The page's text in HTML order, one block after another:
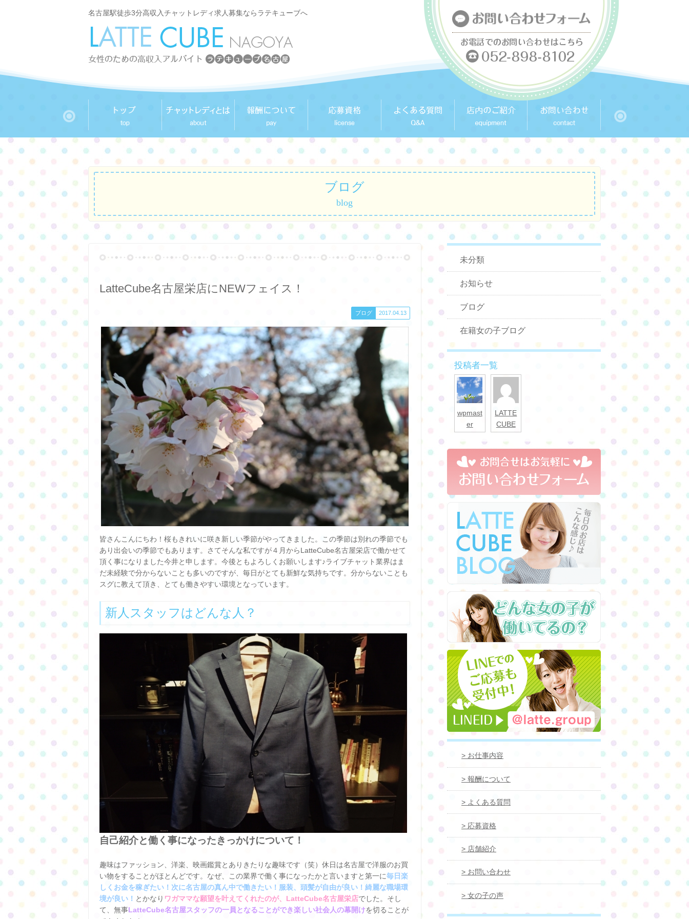
名古屋駅徒歩3分高収入チャットレディ求人募集ならラテキューブへ
ブログ
blog
LatteCube名古屋栄店にNEWフェイス！
ブログ 2017.04.13
皆さんこんにちわ！桜もきれいに咲き新しい季節がやってきました。この季節は別れの季節でも
あり出会いの季節でもあります。さてそんな私ですが４月からLatteCube名古屋栄店で働かせて
頂く事になりました今井と申します。今後ともよろしくお願いします♪ライブチャット業界はま
だ未経験で分からないことも多いのですが、毎日がとても新鮮な気持ちです。分からないことも
スグに教えて頂き、とても働きやすい環境となっています。
新人スタッフはどんな人？
自己紹介と働く事になったきっかけについて！
趣味はファッション、洋楽、映画鑑賞とありきたりな趣味です（笑）休日は名古屋で洋服のお買
い物をすることがほとんどです。なぜ、この業界で働く事になったかと言いますと第一に毎日楽
しくお金を稼ぎたい！次に名古屋の真ん中で働きたい！服装、頭髪が自由が良い！綺麗な職場環
境が良い！ とかなり ワガママな願望を叶えてくれたのが、LatteCube名古屋栄店でした。そし
て、無事LatteCube名古屋スタッフの一員となることができ楽しい社会人の幕開けを切ることが
未分類
お知らせ
ブログ
在籍女の子ブログ
投稿者一覧
wpmast
er
LATTE
CUBE
> お仕事内容
> 報酬について
> よくある質問
> 応募資格
> 店舗紹介
> お問い合わせ
> 女の子の声